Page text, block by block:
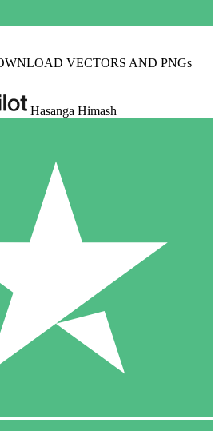
VECTORS AND PNGs
Hasanga Himash